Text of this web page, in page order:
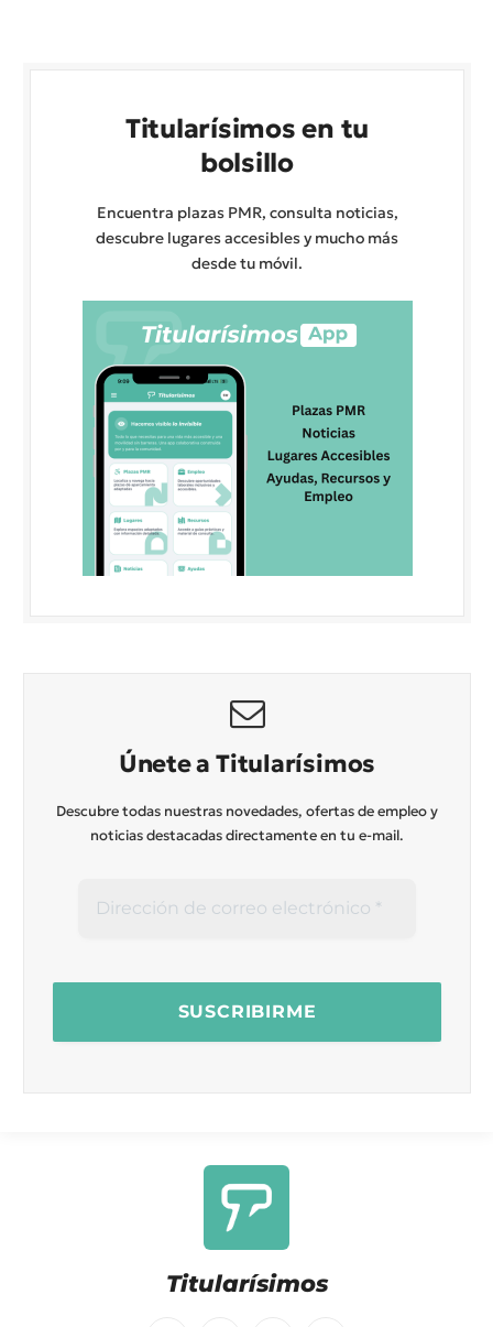
Titularísimos en tu
bolsillo
Encuentra plazas PMR, consulta noticias,
descubre lugares accesibles y mucho más
desde tu móvil.
Únete a Titularísimos
Descubre todas nuestras novedades, ofertas de empleo y
noticias destacadas directamente en tu e-mail.
Titularísimos